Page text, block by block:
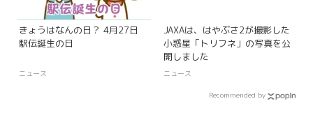
きょうはなんの日？ 4月27日
駅伝誕生の日
ニュース
JAXAは、はやぶさ2が撮影した
小惑星「トリフネ」の写真を公
開しました
ニュース
Recommended by